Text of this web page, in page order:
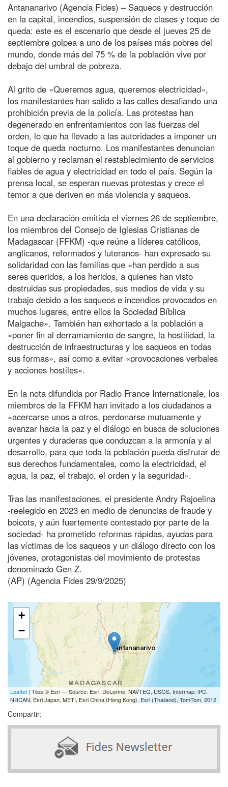
Antananarivo (Agencia Fides) – Saqueos y destrucción
en la capital, incendios, suspensión de clases y toque de
queda: este es el escenario que desde el jueves 25 de
septiembre golpea a uno de los países más pobres del
mundo, donde más del 75 % de la población vive por
debajo del umbral de pobreza.
Al grito de «Queremos agua, queremos electricidad»,
los manifestantes han salido a las calles desafiando una
prohibición previa de la policía. Las protestas han
degenerado en enfrentamientos con las fuerzas del
orden, lo que ha llevado a las autoridades a imponer un
toque de queda nocturno. Los manifestantes denuncian
al gobierno y reclaman el restablecimiento de servicios
fiables de agua y electricidad en todo el país. Según la
prensa local, se esperan nuevas protestas y crece el
temor a que deriven en más violencia y saqueos.
En una declaración emitida el viernes 26 de septiembre,
los miembros del Consejo de Iglesias Cristianas de
Madagascar (FFKM) -que reúne a líderes católicos,
anglicanos, reformados y luteranos- han expresado su
solidaridad con las familias que «han perdido a sus
seres queridos, a los heridos, a quienes han visto
destruidas sus propiedades, sus medios de vida y su
trabajo debido a los saqueos e incendios provocados en
muchos lugares, entre ellos la Sociedad Bíblica
Malgache». También han exhortado a la población a
«poner fin al derramamiento de sangre, la hostilidad, la
destrucción de infraestructuras y los saqueos en todas
sus formas», así como a evitar «provocaciones verbales
y acciones hostiles».
En la nota difundida por Radio France Internationale, los
miembros de la FFKM han invitado a los ciudadanos a
«acercarse unos a otros, perdonarse mutuamente y
avanzar hacia la paz y el diálogo en busca de soluciones
urgentes y duraderas que conduzcan a la armonía y al
desarrollo, para que toda la población pueda disfrutar de
sus derechos fundamentales, como la electricidad, el
agua, la paz, el trabajo, el orden y la seguridad».
Tras las manifestaciones, el presidente Andry Rajoelina
-reelegido en 2023 en medio de denuncias de fraude y
boicots, y aún fuertemente contestado por parte de la
sociedad- ha prometido reformas rápidas, ayudas para
las víctimas de los saqueos y un diálogo directo con los
jóvenes, protagonistas del movimiento de protestas
denominado Gen Z.
(AP) (Agencia Fides 29/9/2025)
+
−
Leaflet | Tiles © Esri — Source: Esri, DeLorme, NAVTEQ, USGS, Intermap, iPC,
NRCAN, Esri Japan, METI, Esri China (Hong Kong), Esri (Thailand), TomTom, 2012
Compartir: